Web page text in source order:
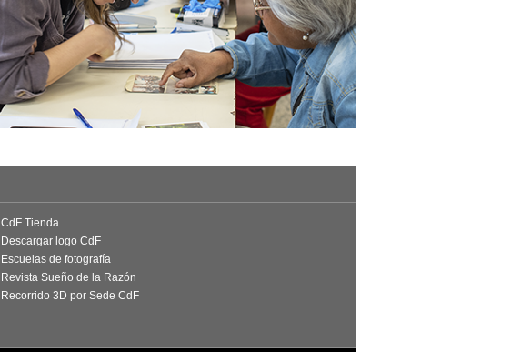
CdF Tienda
Descargar logo CdF
Escuelas de fotografía
Revista Sueño de la Razón
Recorrido 3D por Sede CdF